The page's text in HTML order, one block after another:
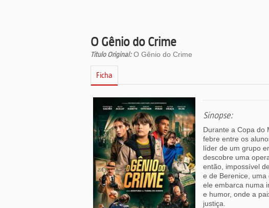
O Gênio do Crime
Titulo Original:O Gênio do Crime
Ficha
Sinopse:
Durante a Copa do
febre entre os
líder de um grupo
descobre uma
então, impossível
e de Berenice,
ele embarca numa
e humor, onde a
justiça.